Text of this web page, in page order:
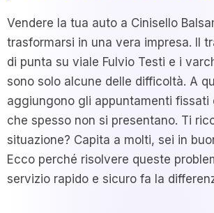
Vendere la tua auto a Cinisello
trasformarsi in una vera impresa. Il
di punta su viale Fulvio Testi e i
sono solo alcune delle difficoltà. A
aggiungono gli appuntamenti fissati
che spesso non si presentano. Ti
situazione? Capita a molti, sei in
Ecco perché risolvere queste
servizio rapido e sicuro fa la